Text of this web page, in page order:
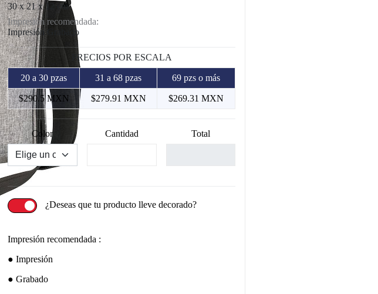
30 x 21 x 12 cm
Impresión recomendada:
Impresión Grabado
PRECIOS POR ESCALA
20 a 30 pzas 31 a 68 pzas 69 pzs o más
$290.5 MXN $279.91 MXN $269.31 MXN
Color Cantidad Total
¿Deseas que tu producto lleve decorado?
Impresión recomendada :
Impresión
Grabado